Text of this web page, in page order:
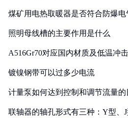
煤矿用电热取暖器是否符合防爆
照明母线槽的主要作用是什么
A516Gr70对应国内材质及低温冲
镀镍钢带可以过多少电流
计量泵如何达到控制和调节流量的
联轴器的轴孔形式有三种：Y型、